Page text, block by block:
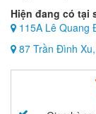
Hiện đang có tại
115A Lê Quang
87 Trần Đình